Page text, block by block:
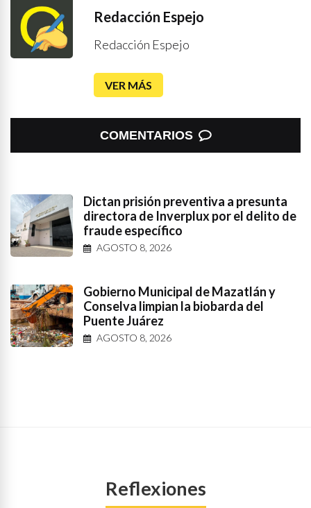
Redacción Espejo
Redacción Espejo
VER MÁS
COMENTARIOS
Dictan prisión preventiva a presunta
directora de Inverplux por el delito de
fraude específico
AGOSTO 8, 2026
Gobierno Municipal de Mazatlán y
Conselva limpian la biobarda del
Puente Juárez
AGOSTO 8, 2026
Reflexiones